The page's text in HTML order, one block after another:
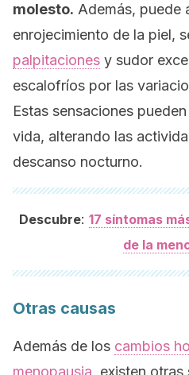
molesto. Además, puede
enrojecimiento de la piel,
palpitaciones y sudor
escalofríos por las
Estas sensaciones
vida, alterando las
descanso nocturno.
Descubre: 17 síntomas
de la
Otras causas
Además de los cambios
menopausia , existen